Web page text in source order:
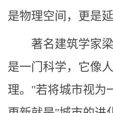
是物理空间，更是
著名建筑学家
是一门科学，它像
理。"若将城市视为